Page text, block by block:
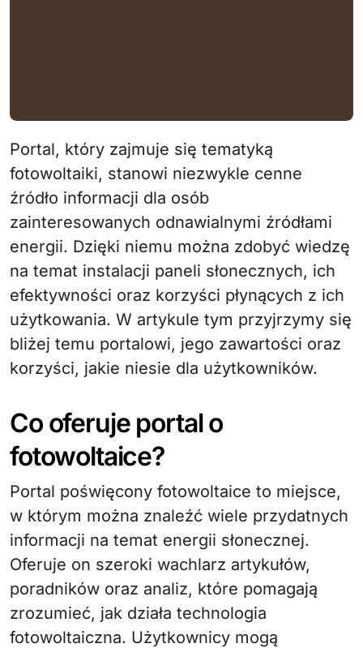
Portal, który zajmuje się tematyką
fotowoltaiki, stanowi niezwykle cenne
źródło informacji dla osób
zainteresowanych odnawialnymi źródłami
energii. Dzięki niemu można zdobyć wiedzę
na temat instalacji paneli słonecznych, ich
efektywności oraz korzyści płynących z ich
użytkowania. W artykule tym przyjrzymy się
bliżej temu portalowi, jego zawartości oraz
korzyści, jakie niesie dla użytkowników.
Co oferuje portal o
fotowoltaice?
Portal poświęcony fotowoltaice to miejsce,
w którym można znaleźć wiele przydatnych
informacji na temat energii słonecznej.
Oferuje on szeroki wachlarz artykułów,
poradników oraz analiz, które pomagają
zrozumieć, jak działa technologia
fotowoltaiczna. Użytkownicy mogą